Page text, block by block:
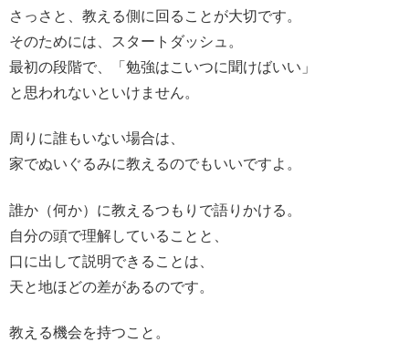
さっさと、教える側に回ることが大切です。
そのためには、スタートダッシュ。
最初の段階で、「勉強はこいつに聞けばいい」
と思われないといけません。
周りに誰もいない場合は、
家でぬいぐるみに教えるのでもいいですよ。
誰か（何か）に教えるつもりで語りかける。
自分の頭で理解していることと、
口に出して説明できることは、
天と地ほどの差があるのです。
教える機会を持つこと。